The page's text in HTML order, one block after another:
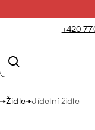
+420
Židle Jídelní židle